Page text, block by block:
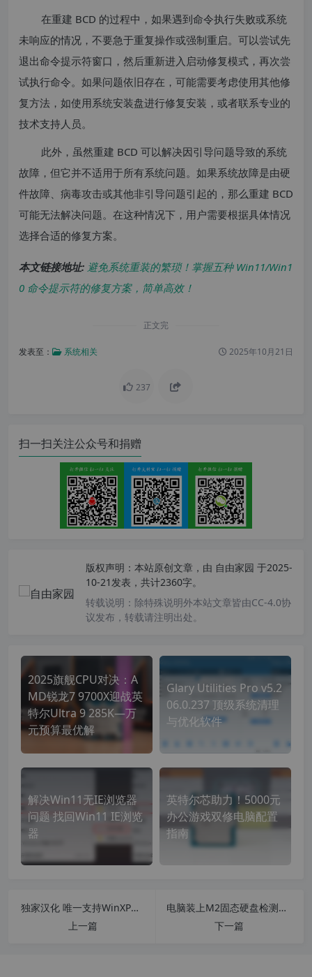
在重建 BCD 的过程中，如果遇到命令执行失败或系统
未响应的情况，不要急于重复操作或强制重启。可以尝试先
退出命令提示符窗口，然后重新进入启动修复模式，再次尝
试执行命令。如果问题依旧存在，可能需要考虑使用其他修
复方法，如使用系统安装盘进行修复安装，或者联系专业的
技术支持人员。
此外，虽然重建 BCD 可以解决因引导问题导致的系统
故障，但它并不适用于所有系统问题。如果系统故障是由硬
件故障、病毒攻击或其他非引导问题引起的，那么重建 BCD
可能无法解决问题。在这种情况下，用户需要根据具体情况
选择合适的修复方案。
本文链接地址: 避免系统重装的繁琐！掌握五种 Win11/Win1
0 命令提示符的修复方案，简单高效！
正文完
发表至： 系统相关 2025年10月21日
237
扫一扫关注公众号和捐赠
版权声明： 本站原创文章，由 自由家园 于2025-
10-21发表，共计2360字。
转载说明： 除特殊说明外本站文章皆由CC-4.0协
议发布，转载请注明出处。
2025旗舰CPU对决‌：A
MD锐龙7 9700X迎战英
特尔Ultra 9 285K—万
元预算最优解
Glary Utilities Pro v5.2
06.0.237 顶级系统清理
与优化软件
解决Win11无IE浏览器
问题 找回Win11 IE浏览
器
英特尔芯助力！5000元
办公游戏双修电脑配置
指南
独家汉化 唯一支持WinXP浏览器Chrome内核 Supermium v124.0.6367.245 for winxp 中文版
上一篇
电脑装上M2固态硬盘检测不到怎么办？不同情况下的12种解决方法！
下一篇